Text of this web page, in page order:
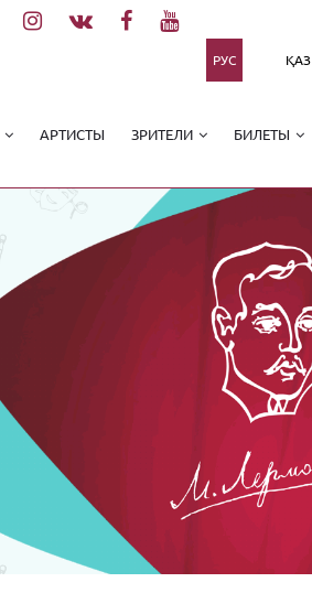
РУС ҚАЗ
АРТИСТЫ ЗРИТЕЛИ БИЛЕТЫ